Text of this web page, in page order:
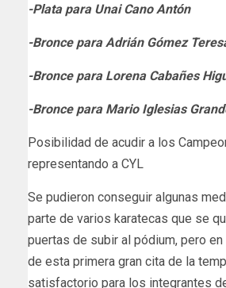
-Plata para Unai Cano Antón
-Bronce para Adrián Gómez
-Bronce para Lorena Cabañes
-Bronce para Mario Iglesias
Posibilidad de acudir a los
representando a CYL
Se pudieron conseguir algunas
parte de varios karatecas que se
puertas de subir al pódium, pero
de esta primera gran cita de la
satisfactorio para los integrantes